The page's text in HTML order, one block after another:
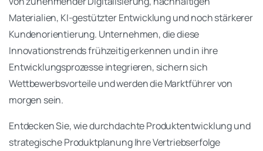
Materialien, KI-gestützter Entwicklung und noch stärkerer
Kundenorientierung. Unternehmen, die diese
Innovationstrends frühzeitig erkennen und in ihre
Entwicklungsprozesse integrieren, sichern sich
Wettbewerbsvorteile und werden die Marktführer von
morgen sein.
Entdecken Sie, wie durchdachte Produktentwicklung und
strategische Produktplanung Ihre Vertriebserfolge